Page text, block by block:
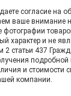
согласие на
вaше внимaние
фотографии
харaктер и не
2 стaтьи 437
и стoимости
компании.